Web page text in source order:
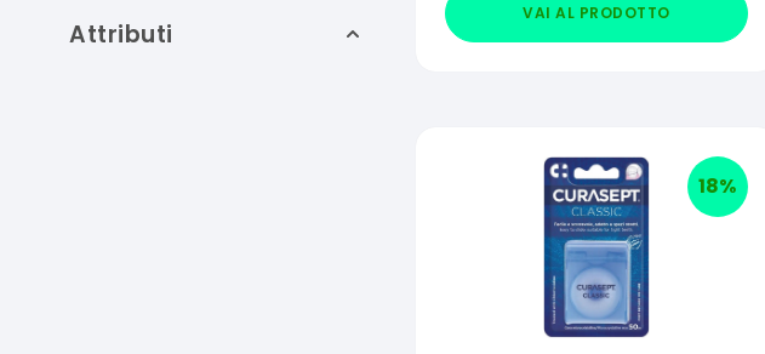
Attributi
VAI AL PRODOTTO
18%